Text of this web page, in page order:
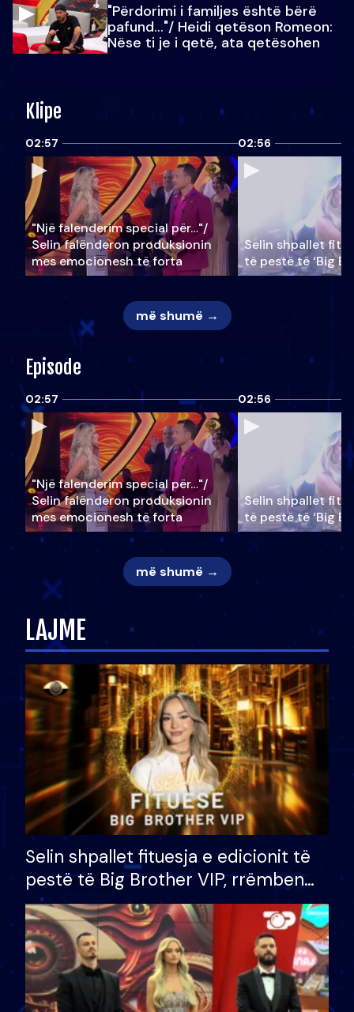
"Përdorimi i familjes është bërë
pafund…"/ Heidi qetëson Romeon:
Nëse ti je i qetë, ata qetësohen
Klipe
02:57
"Një falenderim special për…"/
Selin falënderon produksionin
mes emocionesh të forta
02:56
Selin shpallet
të pestë të ‘Big
më shumë →
Episode
02:57
"Një falenderim special për…"/
Selin falënderon produksionin
mes emocionesh të forta
02:56
Selin shpallet
të pestë të ‘Big
më shumë →
LAJME
Selin shpallet fituesja e edicionit të
pestë të Big Brother VIP, rrëmben
çmimin e madh prej 100 mijë eurosh